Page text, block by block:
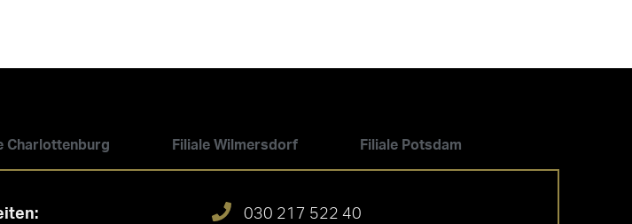
Charlottenburg Filiale Wilmersdorf Filiale Potsdam
030 217 522 40